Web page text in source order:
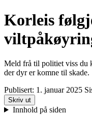
Korleis
Meld frå til politiet viss du
der dyr er komne til skade.
Publisert: 1. januar 2025
Skriv ut
Innhold på siden